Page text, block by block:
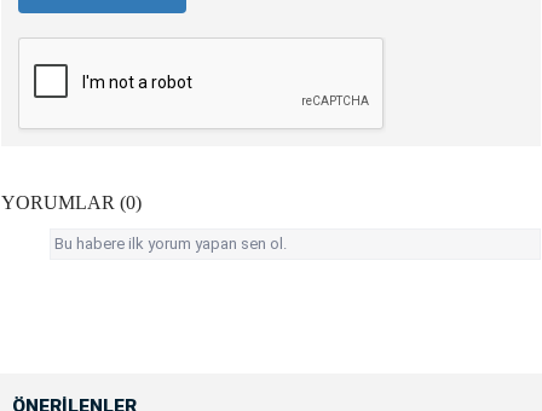
YORUMLAR (0)
Bu habere ilk yorum yapan sen ol.
ÖNERİLENLER